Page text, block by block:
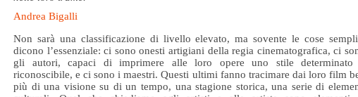
Andrea Bigalli
Non sarà una classificazione di livello elevato, ma sovente le cose
dicono l’essenziale: ci sono onesti artigiani della regia cinematografica, ci
gli autori, capaci di imprimere alle loro opere uno stile determinato
riconoscibile, e ci sono i maestri. Questi ultimi fanno tracimare dai loro film
più di una visione su di un tempo, una stagione storica, una serie di